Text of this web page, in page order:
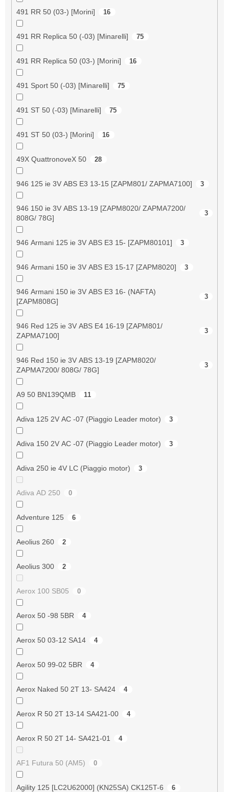
491 RR 50 (03-) [Morini] 16
491 RR Replica 50 (-03) [Minarelli] 75
491 RR Replica 50 (03-) [Morini] 16
491 Sport 50 (-03) [Minarelli] 75
491 ST 50 (-03) [Minarelli] 75
491 ST 50 (03-) [Morini] 16
49X QuattronoveX 50 28
946 125 ie 3V ABS E3 13-15 [ZAPM801/ ZAPMA7100] 3
946 150 ie 3V ABS 13-19 [ZAPM8020/ ZAPMA7200/
808G/ 78G]
3
946 Armani 125 ie 3V ABS E3 15- [ZAPM80101] 3
946 Armani 150 ie 3V ABS E3 15-17 [ZAPM8020] 3
946 Armani 150 ie 3V ABS E3 16- (NAFTA)
[ZAPM808G]
3
946 Red 125 ie 3V ABS E4 16-19 [ZAPM801/
ZAPMA7100]
3
946 Red 150 ie 3V ABS 13-19 [ZAPM8020/
ZAPMA7200/ 808G/ 78G]
3
A9 50 BN139QMB 11
Adiva 125 2V AC -07 (Piaggio Leader motor) 3
Adiva 150 2V AC -07 (Piaggio Leader motor) 3
Adiva 250 ie 4V LC (Piaggio motor) 3
Adiva AD 250 0
Adventure 125 6
Aeolius 260 2
Aeolius 300 2
Aerox 100 SB05 0
Aerox 50 -98 5BR 4
Aerox 50 03-12 SA14 4
Aerox 50 99-02 5BR 4
Aerox Naked 50 2T 13- SA424 4
Aerox R 50 2T 13-14 SA421-00 4
Aerox R 50 2T 14- SA421-01 4
AF1 Futura 50 (AM5) 0
Agility 125 [LC2U62000] (KN25SA) CK125T-6 6